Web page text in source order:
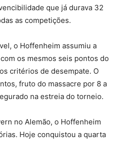
que já durava 32
as competições.
o Hoffenheim assumiu a
os mesmos seis pontos do
critérios de desempate. O
fruto do massacre por 8 a
na estreia do torneio.
no Alemão, o Hoffenheim
Hoje conquistou a quarta